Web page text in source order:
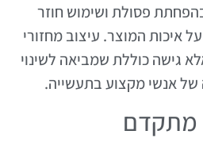
פסולת ושימוש חוזר
איכות המוצר. עיצוב מחזורי
גישה כוללת שמביאה לשינוי
של אנשי מקצוע בתעשייה.
מתקדם